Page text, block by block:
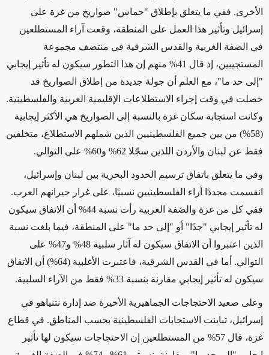
الأخرى. ففي ما يتعلق بإطلاق "حماس" صواريخ من غزة على
إسرائيل وتأثير هذا العمل على المنطقة، وقعت آراء المستطلعين
في الضفة الغربية والقدس الشرقية في منتصف مجموعة
المستجيبين، إذ قال 41% منهم إن هذا التطور سيكون له تأثير إيجابي
"إلى حد ما"، مع العلم أن جولة جديدة من إطلاق الصواريخ قد
حصلت في وقت إجراء الاستطلاعات الإقليمية العربية والفلسطينية.
وكانت استجابة سكان غزة بالنسبة إلى الصواريخ هي الأكثر إيجابية
(58%) من بين جميع الفلسطينيين الذين شملهم الاستطلاع، متخلفين
فقط عن لبنان والأردن اللذين سجّلا 62% و60% على التوالي.
وفي ما يتعلق باتفاق ترسيم الحدود البحرية بين لبنان وإسرائيل،
انقسمت مجددًا أراء الفلسطينيين نسبيًا، على غرار جيرانهم العرب.
ففي كل من غزة والضفة الغربية رأت نسبة 44% أن الاتفاق سيكون
له تأثير إيجابي "جدًا" أو "إلى حد ما" على المنطقة، فيما بلغت نسبة
الذين اعتبروا أن الاتفاق سيكون له آثار سلبية 48% و47% على
التوالي. أما في القدس الشرقية، فاعتبرت الأغلبية (64%) أن الاتفاق
سيكون له تأثير إيجابي مقارنة بنسبة 33% فقط من الآراء السلبية.
وعلى صعيد الاحتجاجات الجماهيرية الأخيرة ضد إدارة نتنياهو في
إسرائيل، تباينت الاستجابات الفلسطينية بحسب المناطق. في قطاع
غزة، قال 57% من المستطلعين إن الاحتجاجات سيكون لها تأثير